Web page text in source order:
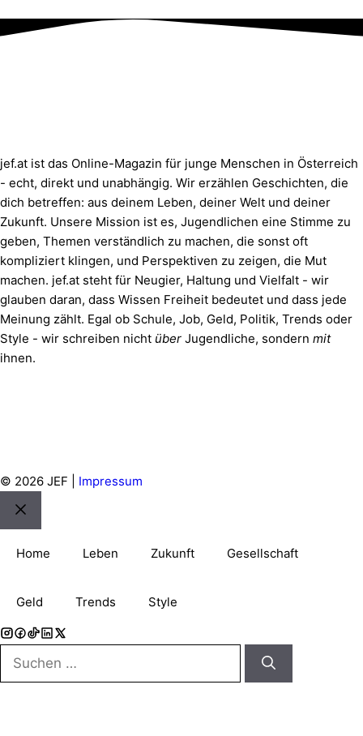
jef.at ist das Online-Magazin für junge Menschen in Österreich
- echt, direkt und unabhängig. Wir erzählen Geschichten, die
dich betreffen: aus deinem Leben, deiner Welt und deiner
Zukunft. Unsere Mission ist es, Jugendlichen eine Stimme zu
geben, Themen verständlich zu machen, die sonst oft
kompliziert klingen, und Perspektiven zu zeigen, die Mut
machen. jef.at steht für Neugier, Haltung und Vielfalt - wir
glauben daran, dass Wissen Freiheit bedeutet und dass jede
Meinung zählt. Egal ob Schule, Job, Geld, Politik, Trends oder
Style - wir schreiben nicht über Jugendliche, sondern mit
ihnen.
© 2026 JEF | Impressum
Schließen
Home Leben Zukunft Gesellschaft
Geld Trends Style
Suchen
nach: